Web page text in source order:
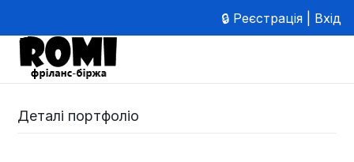
🔒 Реєстрація | Вхід
Деталі портфоліо